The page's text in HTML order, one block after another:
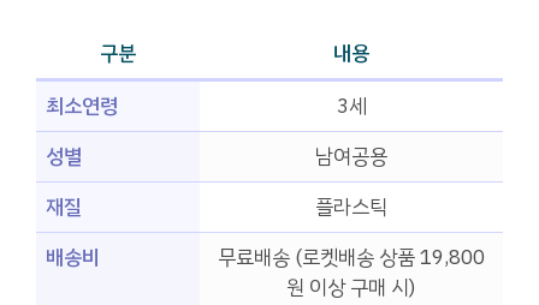
구분
내용
최소연령
3세
성별
남여공용
재질
플라스틱
배송비
무료배송 (로켓배송 상품 19,800
원 이상 구매 시)